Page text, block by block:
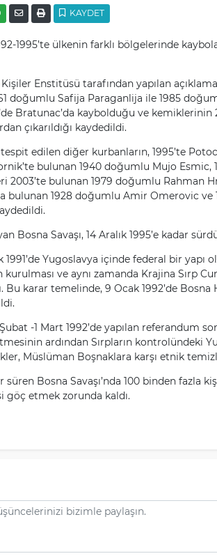
KAYDET
1995’te ülkenin farklı bölgelerinde
Kişiler Enstitüsü tarafından yapılan
doğumlu Safija Paraganlija ile 1985
Bratunac’da kaybolduğu ve kemiklerinin
çıkarıldığı kaydedildi.
edilen diğer kurbanların, 1995’te
bulunan 1940 doğumlu Mujo Esmic,
2003’te bulunan 1979 doğumlu Rahman
bulunan 1928 doğumlu Amir Omerovic
Bosna Savaşı, 14 Aralık 1995’e kadar
1991’de Yugoslavya içinde federal bir yapı
kurulması ve aynı zamanda Krajina Sırp
Bu karar temelinde, 9 Ocak 1992’de Bosna
-1 Mart 1992’de yapılan referandum
ardından Sırpların kontrolündeki
Müslüman Boşnaklara karşı etnik
süren Bosna Savaşı’nda 100 binden fazla
göç etmek zorunda kaldı.